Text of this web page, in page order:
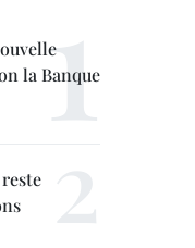
la Banque